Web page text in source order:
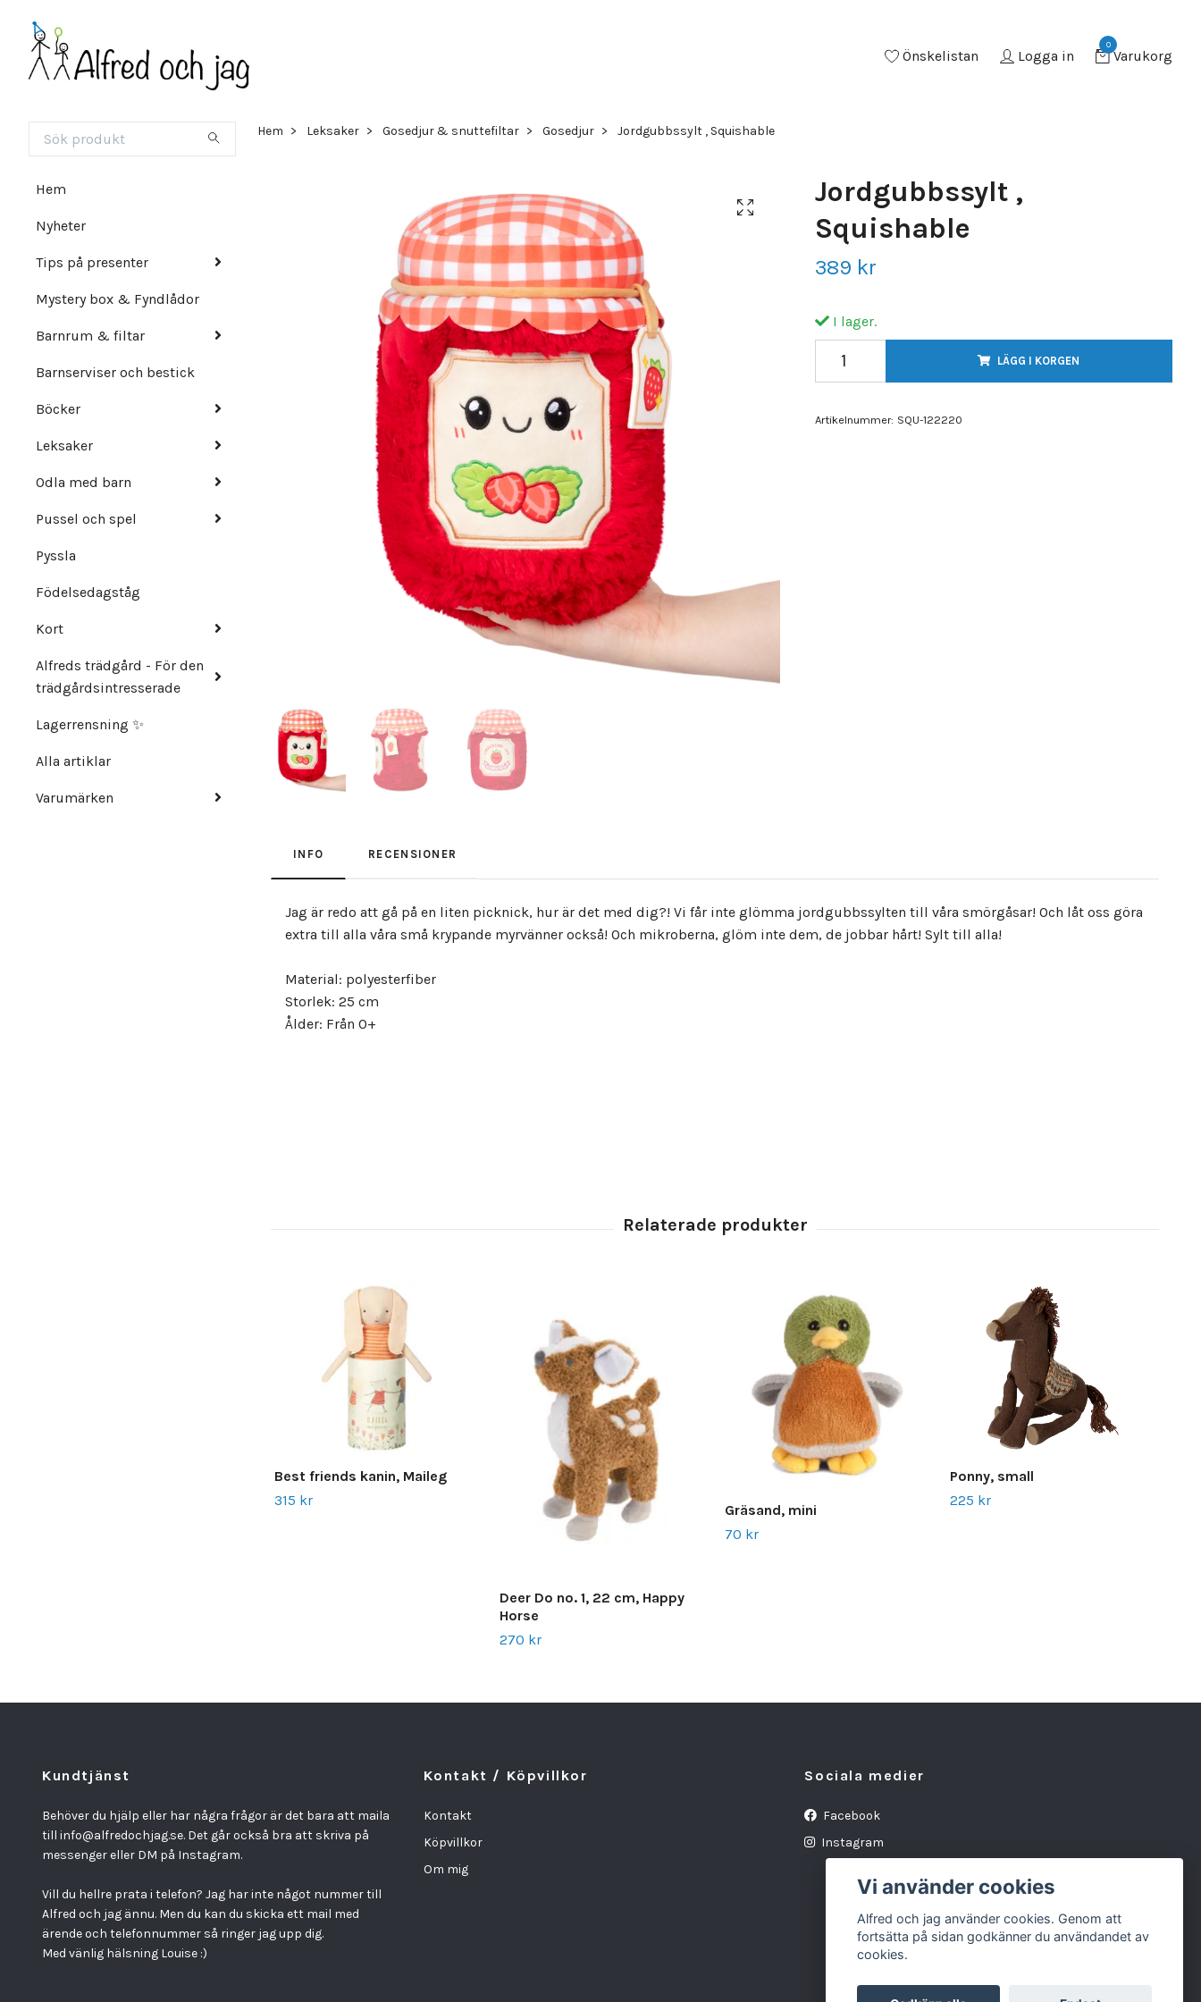
Önskelistan Logga in
0
Varukorg
Hem
Nyheter
Tips på presenter
Mystery box & Fyndlådor
Barnrum & filtar
Barnserviser och bestick
Böcker
Leksaker
Odla med barn
Pussel och spel
Pyssla
Födelsedagståg
Kort
Alfreds trädgård - För den
trädgårdsintresserade
Lagerrensning ✨
Alla artiklar
Varumärken
Hem Leksaker Gosedjur & snuttefiltar Gosedjur Jordgubbssylt , Squishable
Jordgubbssylt ,
Squishable
389 kr
I lager.
LÄGG I KORGEN
Artikelnummer: SQU-122220
INFO RECENSIONER
Jag är redo att gå på en liten picknick, hur är det med dig?! Vi får inte glömma jordgubbssylten till våra smörgåsar! Och låt oss göra
extra till alla våra små krypande myrvänner också! Och mikroberna, glöm inte dem, de jobbar hårt! Sylt till alla!
Material: polyesterfiber
Storlek: 25 cm
Ålder: Från 0+
Best friends kanin, Maileg
315 kr
Deer Do no. 1, 22 cm, Happy
Horse
270 kr
Gräsand, mini
70 kr
Ponny, small
225 kr
Kundtjänst
Behöver du hjälp eller har några frågor är det bara att maila
till info@alfredochjag.se. Det går också bra att skriva på
messenger eller DM på Instagram.
Vill du hellre prata i telefon? Jag har inte något nummer till
Alfred och jag ännu. Men du kan du skicka ett mail med
ärende och telefonnummer så ringer jag upp dig.
Med vänlig hälsning Louise :)
Kontakt / Köpvillkor
Kontakt
Köpvillkor
Om mig
Sociala medier
Facebook
Instagram
Vi använder cookies
Alfred och jag använder cookies. Genom att
fortsätta på sidan godkänner du användandet av
cookies.